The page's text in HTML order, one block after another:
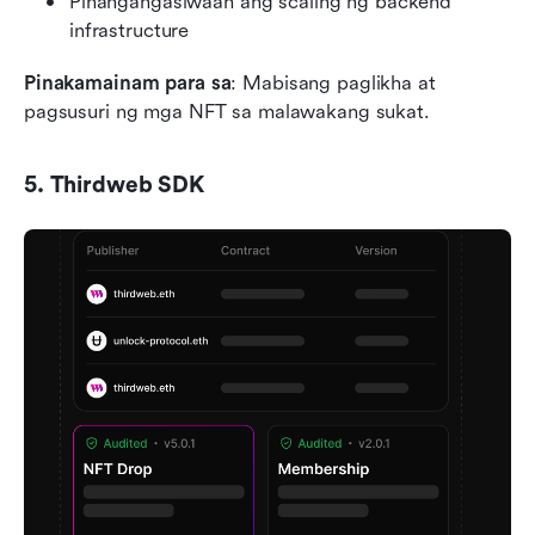
infrastructure
Pinakamainam para sa: Mabisang paglikha at
pagsusuri ng mga NFT sa malawakang sukat.
5. Thirdweb SDK